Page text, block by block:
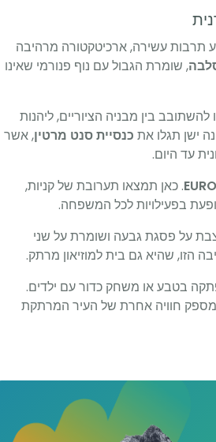
תרבות עשירה, ארכיטקטורה מרהיבה
, שומרת הגבול עם נוף פנורמי שאינו
בין מבניה הציוריים, ליהנות
ישן תגלו את כנסיית סנט מרטין, אשר
עד היום.
. כאן תמצאו תערובת של קניות,
בפעילויות לכל המשפחה.
על פסגת גבעה ושומרת על שני
הזו, שהיא גם בית למוזיאון מרתק.
בטבע או משחק כדור עם ילדים.
מספק חוויה אחרת של העיר המרתקת